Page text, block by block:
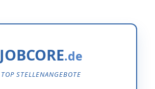
JOBCORE
TOP STELLENANGEBOTE